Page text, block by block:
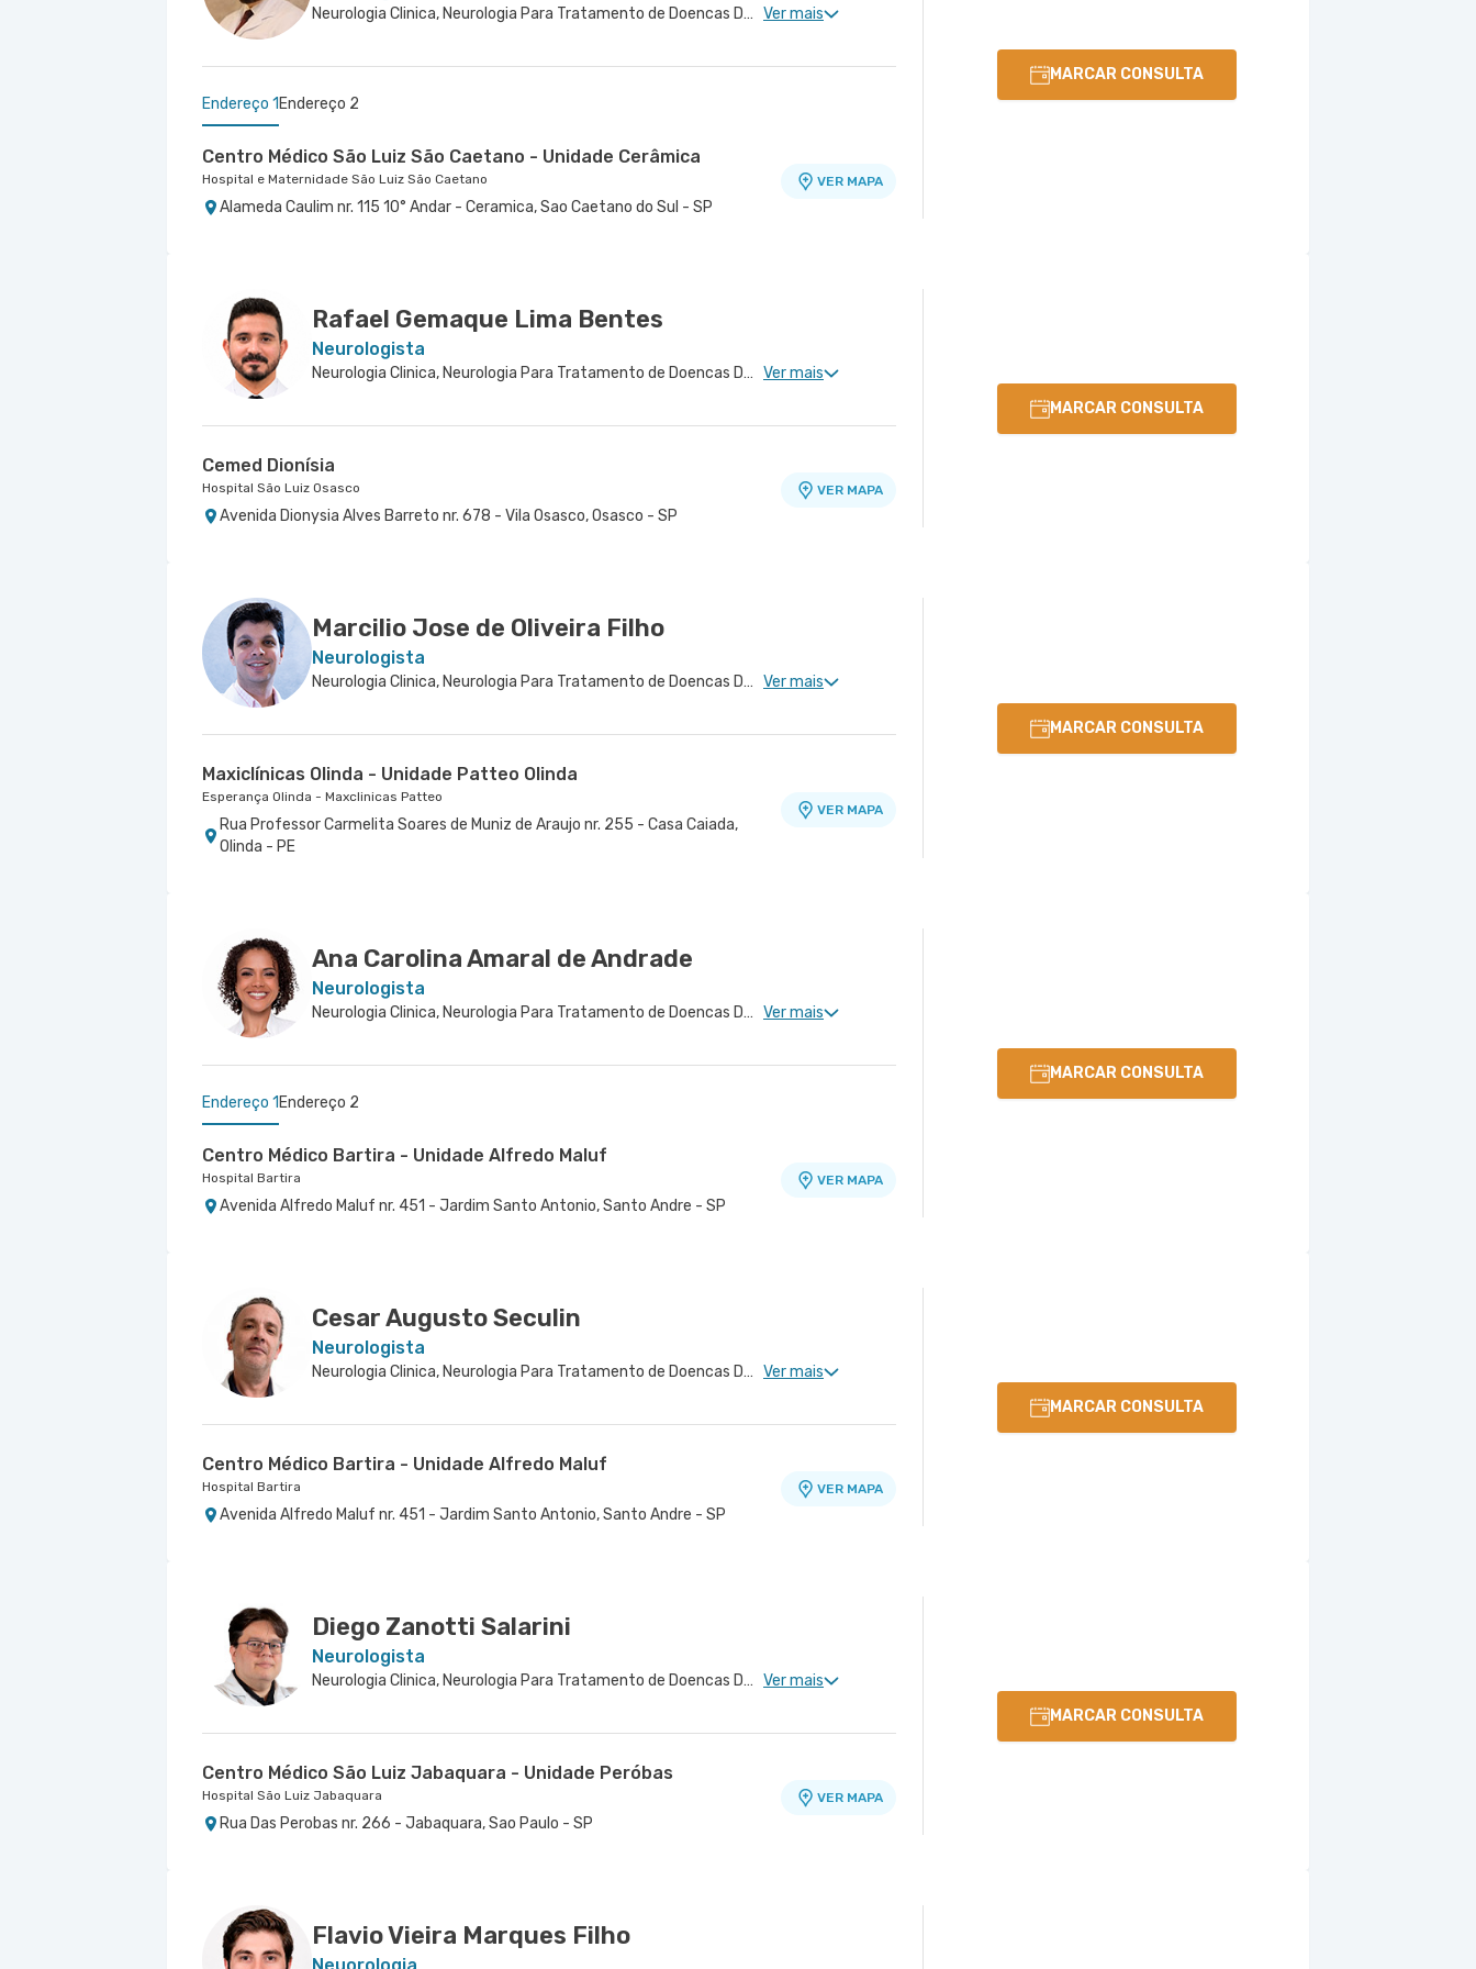
Neurologia Clinica, Neurologia Para Tratamento de Doencas Desmielinizantes, Neurologia Para Esclerose Múltipla Ver mais
MARCAR CONSULTA
Endereço 1 Endereço 2
Centro Médico São Luiz São Caetano - Unidade Cerâmica
Hospital e Maternidade São Luiz São Caetano
Alameda Caulim nr. 115 10° Andar - Ceramica, Sao Caetano do Sul - SP
VER MAPA
Rafael Gemaque Lima Bentes
Neurologista
Neurologia Clinica, Neurologia Para Tratamento de Doencas Desmielinizantes, Neurologia Para Esclerose Múltipla, Neurologia Vascular Ver mais
MARCAR CONSULTA
Cemed Dionísia
Hospital São Luiz Osasco
Avenida Dionysia Alves Barreto nr. 678 - Vila Osasco, Osasco - SP
VER MAPA
Marcilio Jose de Oliveira Filho
Neurologista
Neurologia Clinica, Neurologia Para Tratamento de Doencas Desmielinizantes, Neurologia Para Esclerose Múltipla, Neurologia Vascular Ver mais
MARCAR CONSULTA
Maxiclínicas Olinda - Unidade Patteo Olinda
Esperança Olinda - Maxclinicas Patteo
Rua Professor Carmelita Soares de Muniz de Araujo nr. 255 - Casa Caiada,
Olinda - PE
VER MAPA
Ana Carolina Amaral de Andrade
Neurologista
Neurologia Clinica, Neurologia Para Tratamento de Doencas Desmielinizantes, Neurologia Para Esclerose Múltipla Ver mais
MARCAR CONSULTA
Endereço 1 Endereço 2
Centro Médico Bartira - Unidade Alfredo Maluf
Hospital Bartira
Avenida Alfredo Maluf nr. 451 - Jardim Santo Antonio, Santo Andre - SP
VER MAPA
Cesar Augusto Seculin
Neurologista
Neurologia Clinica, Neurologia Para Tratamento de Doencas Desmielinizantes, Neurologia Para Esclerose Múltipla, Neurologia Vascular, Medicina do Sono Clinica Ver mais
MARCAR CONSULTA
Centro Médico Bartira - Unidade Alfredo Maluf
Hospital Bartira
Avenida Alfredo Maluf nr. 451 - Jardim Santo Antonio, Santo Andre - SP
VER MAPA
Diego Zanotti Salarini
Neurologista
Neurologia Clinica, Neurologia Para Tratamento de Doencas Desmielinizantes, Neurologia Para Esclerose Múltipla, Cirurgia de Parkinson, Disturbios de Movimento, Tratamento Com Toxina Botulínica Ver mais
MARCAR CONSULTA
Centro Médico São Luiz Jabaquara - Unidade Peróbas
Hospital São Luiz Jabaquara
Rua Das Perobas nr. 266 - Jabaquara, Sao Paulo - SP
VER MAPA
Flavio Vieira Marques Filho